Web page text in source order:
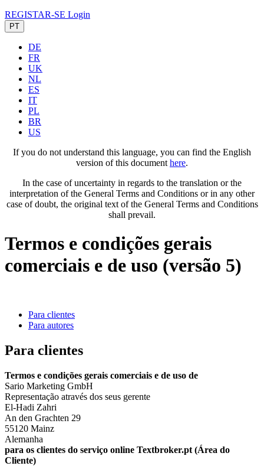
REGISTAR-SE Login
PT
DE
FR
UK
NL
ES
IT
PL
BR
US
If you do not understand this language, you can find the English
version of this document here.
In the case of uncertainty in regards to the translation or the
interpretation of the General Terms and Conditions or in any other
case of doubt, the original text of the General Terms and Conditions
shall prevail.
Termos e condições gerais
comerciais e de uso (versão 5)
Para clientes
Para autores
Para clientes
Termos e condições gerais comerciais e de uso de
Sario Marketing GmbH
Representação através dos seus gerente
El-Hadi Zahri
An den Grachten 29
55120 Mainz
Alemanha
para os clientes do serviço online Textbroker.pt (Área do
Cliente)